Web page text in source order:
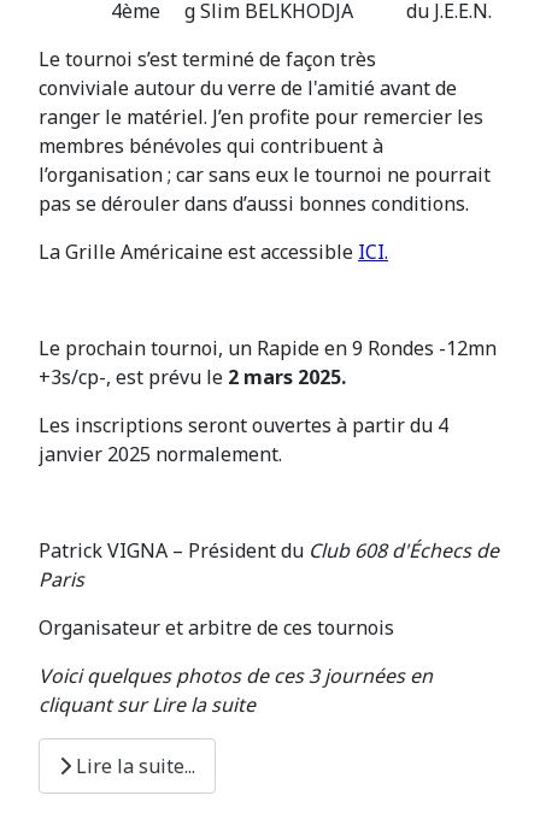
4ème g Slim BELKHODJA du J.E.E.N.
Le tournoi s’est terminé de façon très
conviviale autour du verre de l'amitié avant de
ranger le matériel. J’en profite pour remercier les
membres bénévoles qui contribuent à
l’organisation ; car sans eux le tournoi ne pourrait
pas se dérouler dans d’aussi bonnes conditions.
La Grille Américaine est accessible ICI.
Le prochain tournoi, un Rapide en 9 Rondes -12mn
+3s/cp-, est prévu le 2 mars 2025.
Les inscriptions seront ouvertes à partir du 4
janvier 2025 normalement.
Patrick VIGNA – Président du Club 608 d'Échecs de
Paris
Organisateur et arbitre de ces tournois
Voici quelques photos de ces 3 journées en
cliquant sur Lire la suite
Lire la suite...